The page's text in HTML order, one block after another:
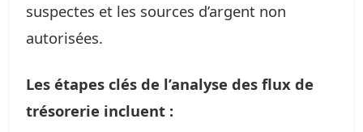
suspectes et les sources d’argent non
autorisées.
Les étapes clés de l’analyse des flux de
trésorerie incluent :